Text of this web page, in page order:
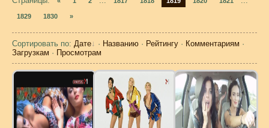
1829 1830 »
Сортировать по: Дате · Названию · Рейтингу · Комментариям ·
Загрузкам · Просмотрам